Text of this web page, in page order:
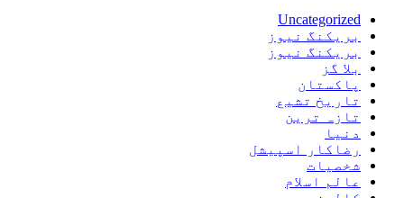
Uncategorized
بریکنگ نیوز
بریکنگ نیوز
بلا گز
پاکستان
تاریخ تشیع
تازہ ترین
دنیا
رضاکار اسپیشل
شخصیات
عالم اسلام